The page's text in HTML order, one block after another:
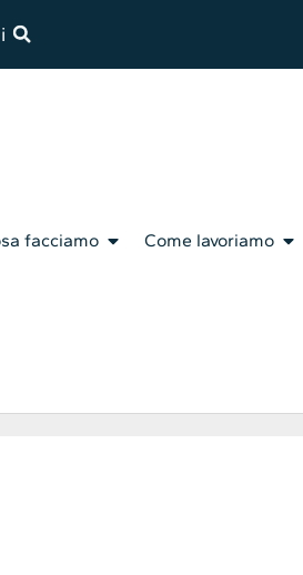
facciamo Come lavoriamo